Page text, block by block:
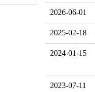
2026-06-01
2025-02-18
2024-01-15
2023-07-11